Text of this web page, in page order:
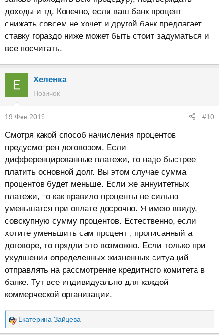
доходы и тд. Конечно, если ваш банк процент
снижать совсем не хочет и другой банк предлагает
ставку гораздо ниже может быть стоит задуматься и
все посчитать.
Хеленка
Новичок
19 Фев 2019 #10
Смотря какой способ начисления процентов
предусмотрен договором. Если
дифференцированные платежи, то надо быстрее
платить основной долг. Вы этом случае сумма
процентов будет меньше. Если же аннуитетных
платежи, то как правило проценты не сильно
уменьшатся при оплате досрочно. Я имею ввиду,
совокупную сумму процентов. Естественно, если
хотите уменьшить сам процент , прописанный а
договоре, то прядли это возможно. Если только при
ухудшении определенных жизненных ситуаций
отправлять на рассмотрение кредитного комитета в
банке. Тут все индивидуально для каждой
коммерческой организации.
Р
Екатерина Зайцева